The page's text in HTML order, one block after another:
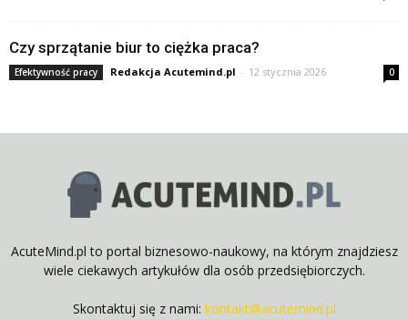
Czy sprzątanie biur to ciężka praca?
Efektywność pracy Redakcja Acutemind.pl - 12 stycznia 2026 0
AcuteMind.pl to portal biznesowo-naukowy, na którym znajdziesz
wiele ciekawych artykułów dla osób przedsiębiorczych.
Skontaktuj się z nami: kontakt@acutemind.pl